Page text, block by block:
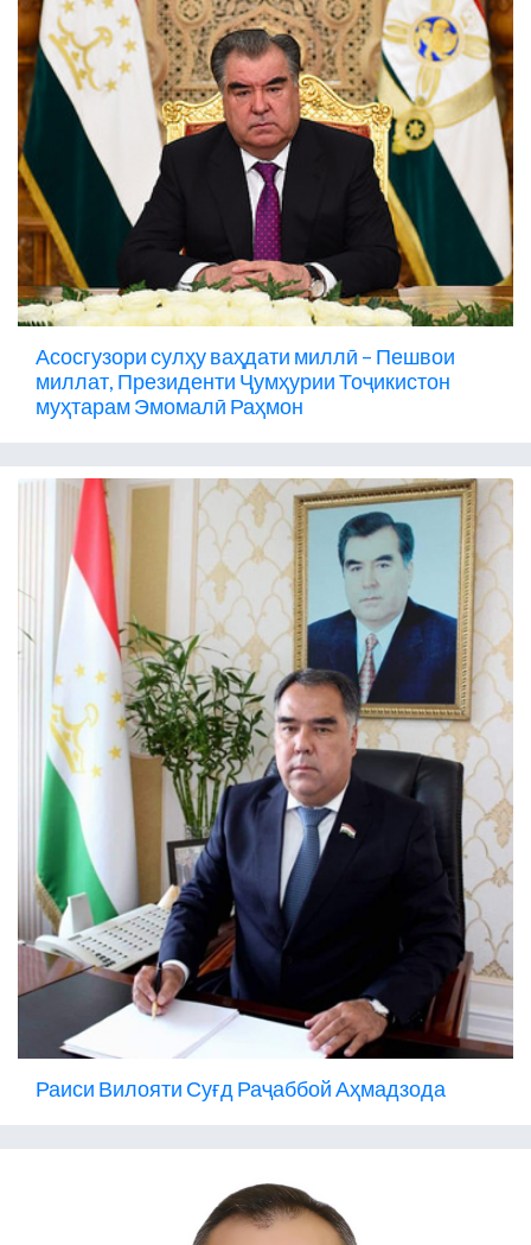
Асосгузори сулҳу ваҳдати миллӣ – Пешвои
миллат, Президенти Ҷумҳурии Тоҷикистон
муҳтарам Эмомалӣ Раҳмон
Раиси Вилояти Суғд Раҷаббой Аҳмадзода